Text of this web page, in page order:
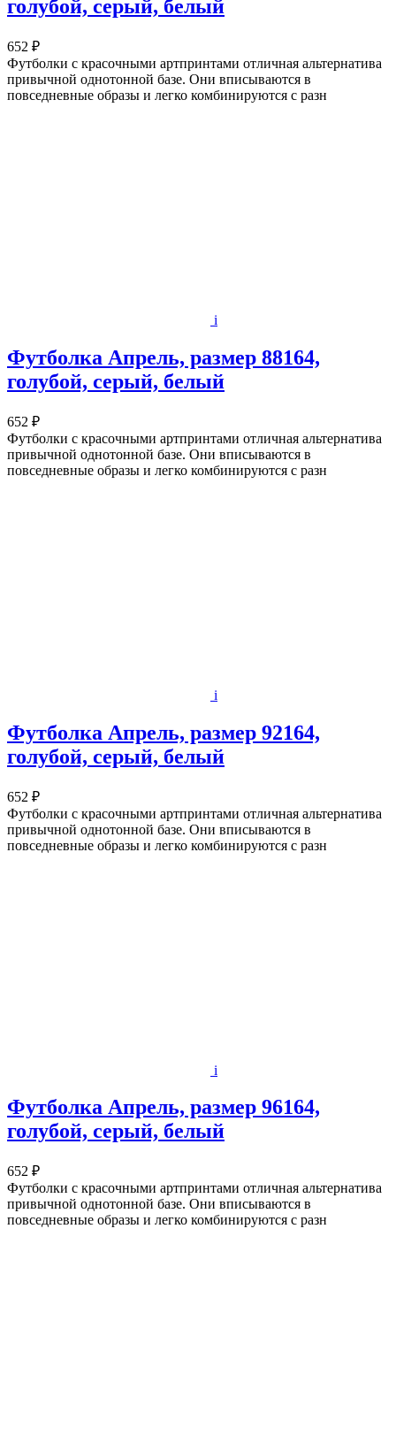
голубой, серый, белый
652 ₽
Футболки с красочными артпринтами отличная альтернатива
привычной однотонной базе. Они вписываются в
повседневные образы и легко комбинируются с разн
i
Футболка Апрель, размер 88164,
голубой, серый, белый
652 ₽
Футболки с красочными артпринтами отличная альтернатива
привычной однотонной базе. Они вписываются в
повседневные образы и легко комбинируются с разн
i
Футболка Апрель, размер 92164,
голубой, серый, белый
652 ₽
Футболки с красочными артпринтами отличная альтернатива
привычной однотонной базе. Они вписываются в
повседневные образы и легко комбинируются с разн
i
Футболка Апрель, размер 96164,
голубой, серый, белый
652 ₽
Футболки с красочными артпринтами отличная альтернатива
привычной однотонной базе. Они вписываются в
повседневные образы и легко комбинируются с разн